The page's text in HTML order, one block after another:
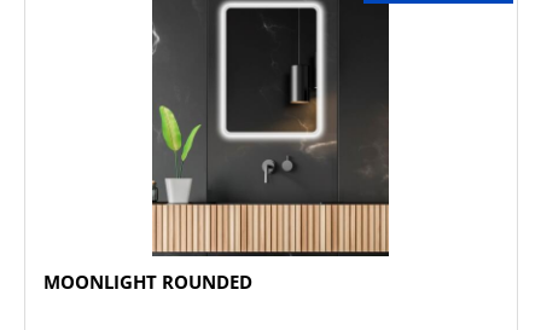
MOONLIGHT ROUNDED